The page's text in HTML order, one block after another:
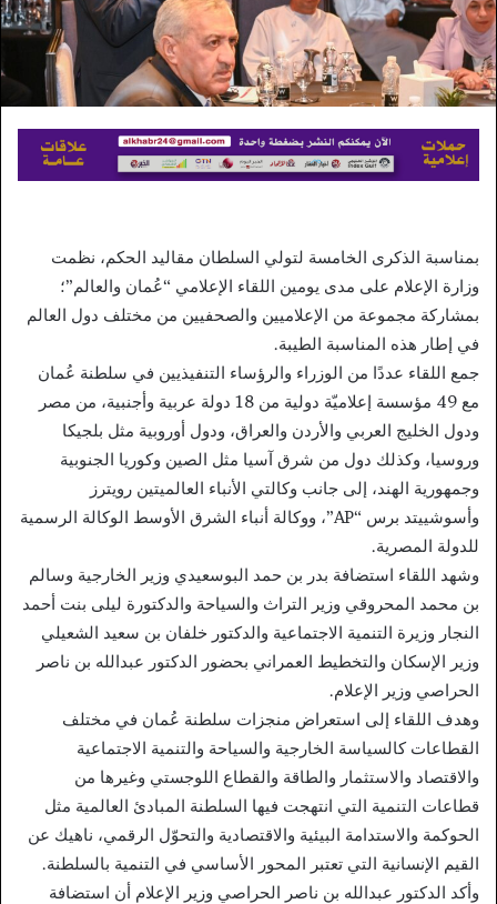
بمناسبة الذكرى الخامسة لتولي السلطان مقاليد الحكم، نظمت
وزارة الإعلام على مدى يومين اللقاء الإعلامي “عُمان والعالم”؛
بمشاركة مجموعة من الإعلاميين والصحفيين من مختلف دول العالم
في إطار هذه المناسبة الطيبة.
جمع اللقاء عددًا من الوزراء والرؤساء التنفيذيين في سلطنة عُمان
مع 49 مؤسسة إعلاميّة دولية من 18 دولة عربية وأجنبية، من مصر
ودول الخليج العربي والأردن والعراق، ودول أوروبية مثل بلجيكا
وروسيا، وكذلك دول من شرق آسيا مثل الصين وكوريا الجنوبية
وجمهورية الهند، إلى جانب وكالتي الأنباء العالميتين رويترز
وأسوشييتد برس “AP”، ووكالة أنباء الشرق الأوسط الوكالة الرسمية
للدولة المصرية.
وشهد اللقاء استضافة بدر بن حمد البوسعيدي وزير الخارجية وسالم
بن محمد المحروقي وزير التراث والسياحة والدكتورة ليلى بنت أحمد
النجار وزيرة التنمية الاجتماعية والدكتور خلفان بن سعيد الشعيلي
وزير الإسكان والتخطيط العمراني بحضور الدكتور عبدالله بن ناصر
الحراصي وزير الإعلام.
وهدف اللقاء إلى استعراض منجزات سلطنة عُمان في مختلف
القطاعات كالسياسة الخارجية والسياحة والتنمية الاجتماعية
والاقتصاد والاستثمار والطاقة والقطاع اللوجستي وغيرها من
قطاعات التنمية التي انتهجت فيها السلطنة المبادئ العالمية مثل
الحوكمة والاستدامة البيئية والاقتصادية والتحوّل الرقمي، ناهيك عن
القيم الإنسانية التي تعتبر المحور الأساسي في التنمية بالسلطنة.
وأكد الدكتور عبدالله بن ناصر الحراصي وزير الإعلام أن استضافة